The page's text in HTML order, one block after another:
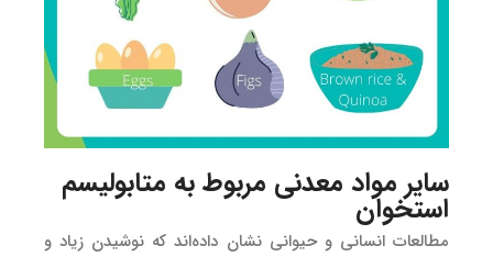
سایر مواد معدنی مربوط به متابولیسم
استخوان
مطالعات انسانی و حیوانی نشان داده‌اند که نوشیدن زیاد و